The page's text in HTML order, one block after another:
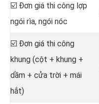
☑️ Đơn giá thi công lợp
ngói rìa, ngói nóc
☑️ Đơn giá thi công
khung (cột + khung +
dầm + cửa trời + mái
hắt)